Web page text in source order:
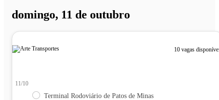
domingo, 11 de outubro
10 vagas
11/10
Terminal Rodoviário de Patos de Minas